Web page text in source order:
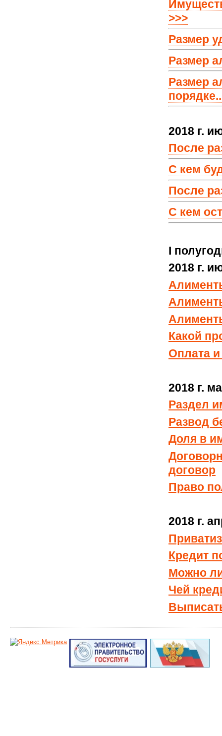
>>>
Размер
Размер
Размер
2018 г.
После
С кем
После
С кем
I
2018 г.
Какой
Оплата
2018 г.
Раздел
Развод
Доля в
договор
Право
2018 г.
Кредит
Можно
Чей